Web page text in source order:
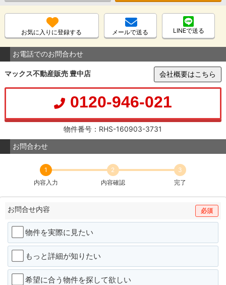
お気に入りに登録する メールで送る LINEで送る
お電話でのお問合わせ
マックス不動産販売 豊中店 会社概要はこちら
0120-946-021
物件番号：RHS-160903-3731
お問合わせ
1
内容入力
2
内容確認
3
完了
お問合せ内容 必須
物件を実際に見たい
もっと詳細が知りたい
希望に合う物件を探して欲しい